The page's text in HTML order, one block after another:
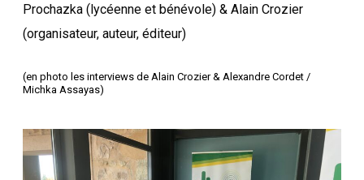
Prochazka (lycéenne et bénévole) & Alain Crozier
(organisateur, auteur, éditeur)
(en photo les interviews de Alain Crozier & Alexandre Cordet /
Michka Assayas)